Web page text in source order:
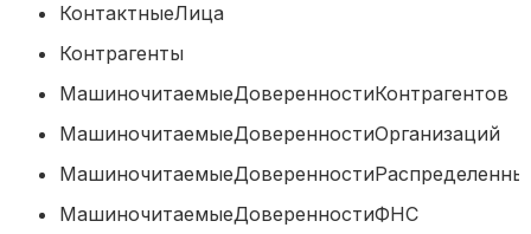
КонтактныеЛица
Контрагенты